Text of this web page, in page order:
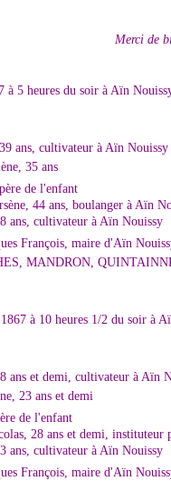
Merci de
à 5 heures du soir à Aïn
ans, cultivateur à Aïn Nouissy
35 ans
de l'enfant
44 ans, boulanger à Aïn
ans, cultivateur à Aïn Nouissy
François, maire d'Aïn
MANDRON,
à 10 heures 1/2 du soir à
ans et demi, cultivateur à Aïn
23 ans et demi
de l'enfant
28 ans et demi, instituteur
ans, cultivateur à Aïn Nouissy
François, maire d'Aïn